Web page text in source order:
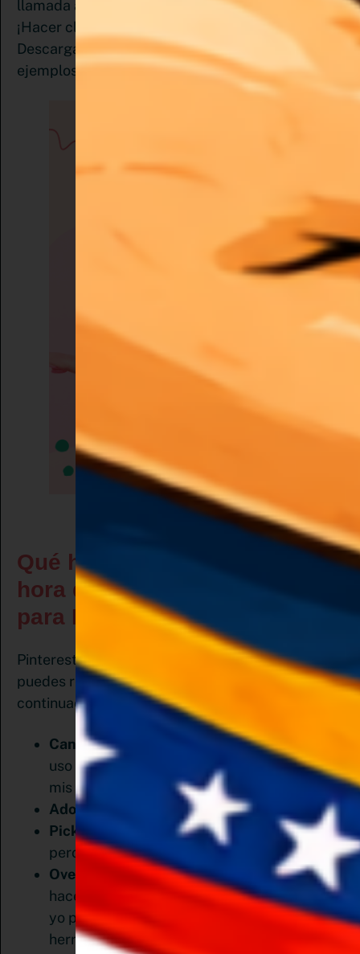
llamada a la acción. Diles que quieres que hagan.
¡Hacer clic para obtener más información o
Descargar tu guía gratuita! Son algunos de los
ejemplos.
Qué herramientas usar a la
hora de crear las plantillas
para Pines
Pinterest tiene sus propios sociosa los que
puedes recurrir a la hora de diseñar los pines. A
continuación te presento algunos:
CanvaEs de mis favoritas, Casi siempre la
uso tanto para mí, como para las cuentas de
mis clientes.
Adobe Spark.
Otra de mis favoritas.
Pick Monkey:
Es una herramienta de pago,
pero vale la pena.
Over:
Esta herramienta es solo en inglés y
hace poco sacaron su versión web, aunque
yo prefiero la app, es otra de mis
herramientas amadas y me encantan sus